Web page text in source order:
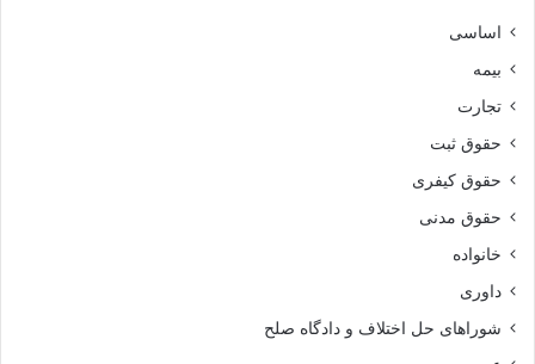
اساسی
بیمه
تجارت
حقوق ثبت
حقوق کیفری
حقوق مدنی
خانواده
داوری
شوراهای حل اختلاف و دادگاه صلح